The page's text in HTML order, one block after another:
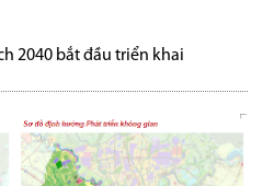
2040 bắt đầu triển khai